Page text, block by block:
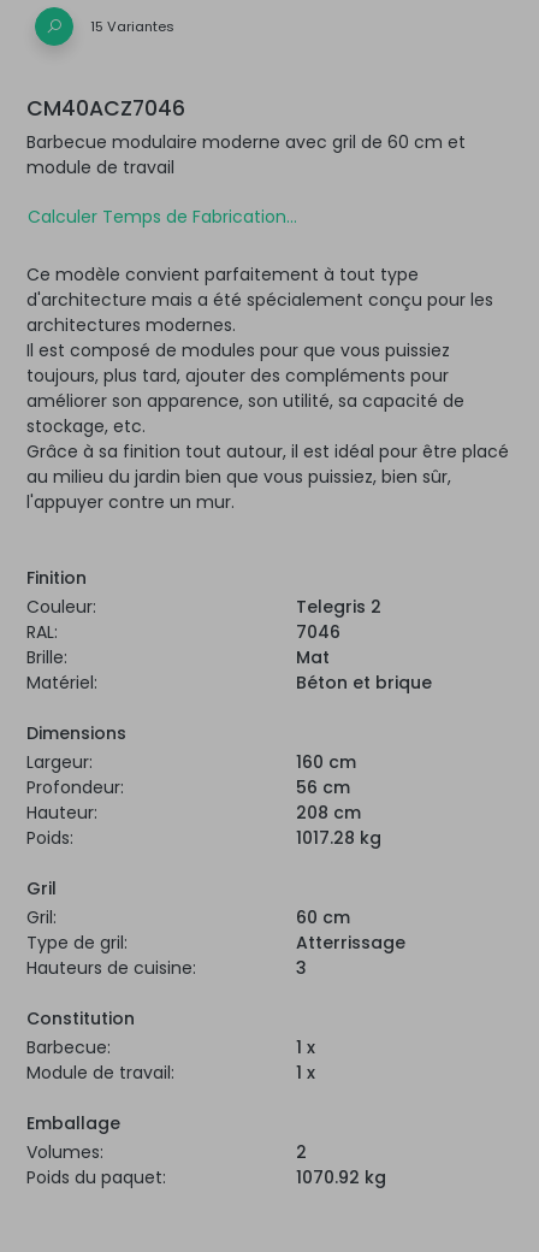
15 Variantes
CM40ACZ7046
Barbecue modulaire moderne avec gril de 60 cm et
module de travail
Calculer Temps de Fabrication...
Ce modèle convient parfaitement à tout type
d'architecture mais a été spécialement conçu pour les
architectures modernes.
Il est composé de modules pour que vous puissiez
toujours, plus tard, ajouter des compléments pour
améliorer son apparence, son utilité, sa capacité de
stockage, etc.
Grâce à sa finition tout autour, il est idéal pour être placé
au milieu du jardin bien que vous puissiez, bien sûr,
l'appuyer contre un mur.
Finition
Couleur:
Telegris 2
RAL:
7046
Brille:
Mat
Matériel:
Béton et brique
Dimensions
Largeur:
160 cm
Profondeur:
56 cm
Hauteur:
208 cm
Poids:
1017.28 kg
Gril
Gril:
60 cm
Type de gril:
Atterrissage
Hauteurs de cuisine:
3
Constitution
Barbecue:
1 x
Module de travail:
1 x
Emballage
Volumes:
2
Poids du paquet:
1070.92 kg